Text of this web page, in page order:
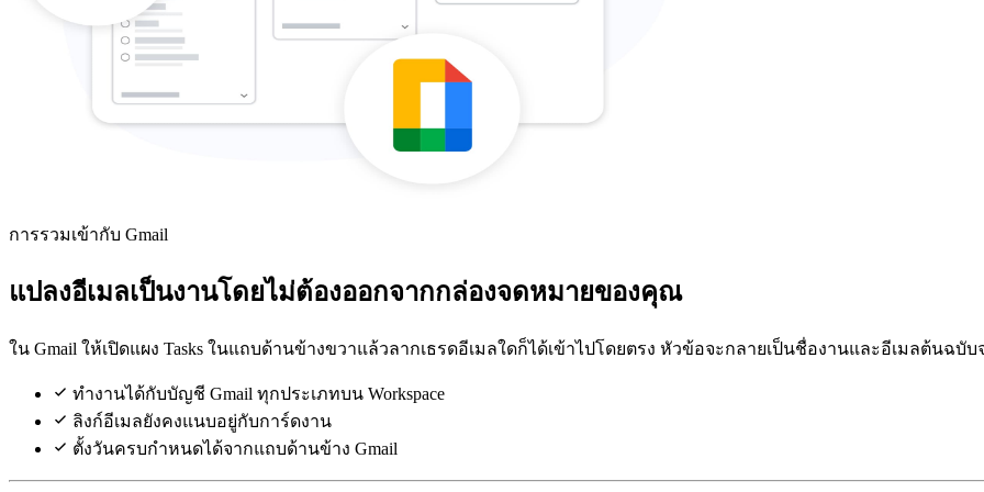
การรวมเข้ากับ Gmail
แปลงอีเมลเป็นงานโดยไม่ต้องออกจากกล่องจดหมายของคุณ
ใน Gmail ให้เปิดแผง Tasks ในแถบด้านข้างขวาแล้วลากเธรดอีเมลใดก็ได้เข้าไปโดยตรง หัวข้อจะกลายเป็นชื่องานและอีเมลต้นฉบับ
ทำงานได้กับบัญชี Gmail ทุกประเภทบน Workspace
ลิงก์อีเมลยังคงแนบอยู่กับการ์ดงาน
ตั้งวันครบกำหนดได้จากแถบด้านข้าง Gmail